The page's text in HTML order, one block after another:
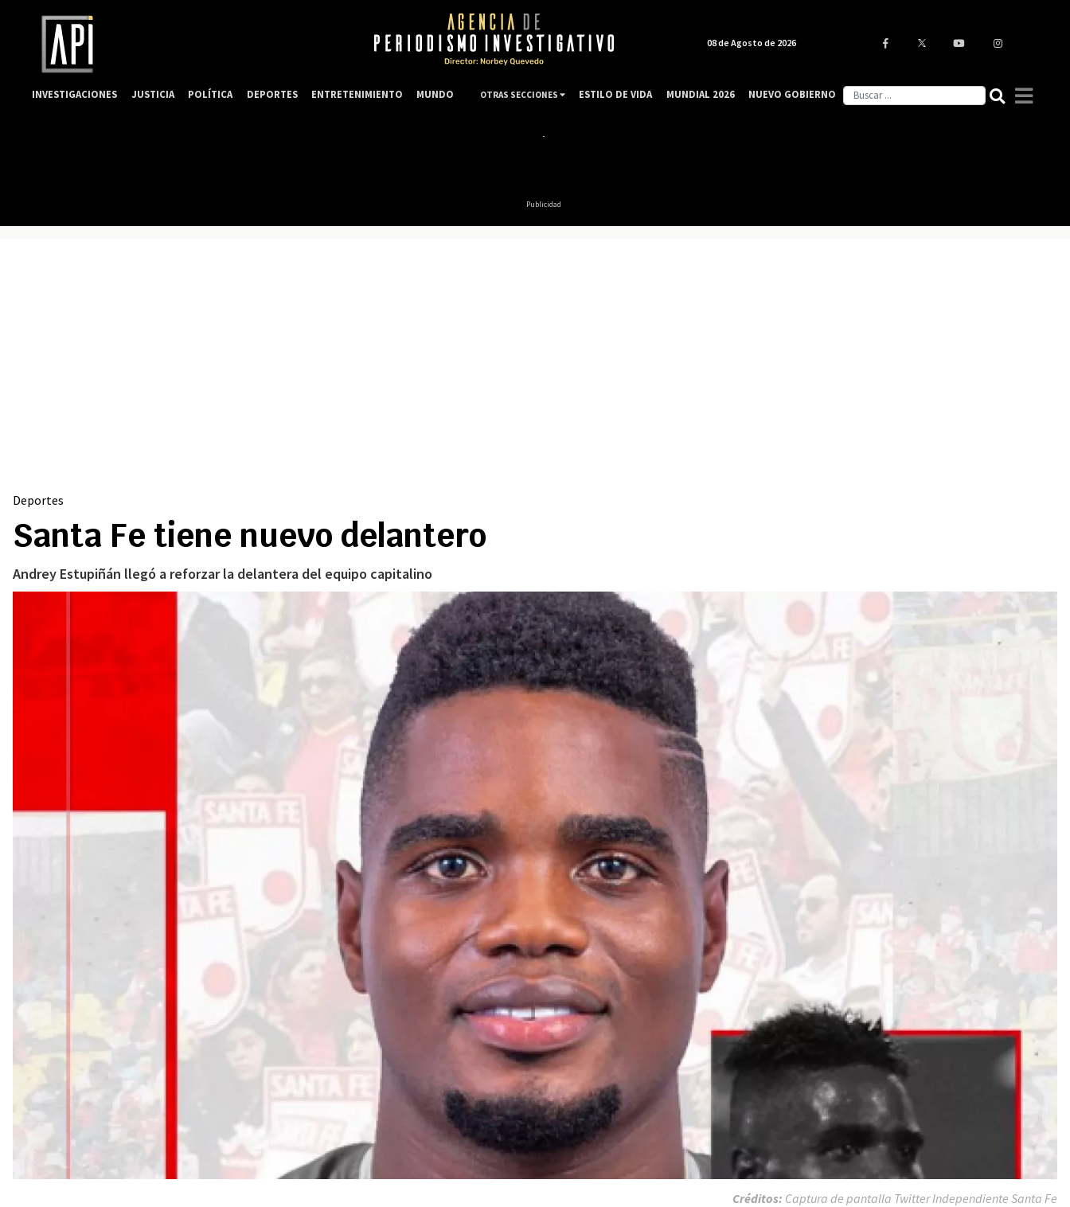
Publicidad
Deportes
Santa Fe tiene nuevo delantero
Andrey Estupiñán llegó a reforzar la delantera del equipo capitalino
Créditos: Captura de pantalla Twitter Independiente Santa Fe
08 de Agosto de 2026
INVESTIGACIONES JUSTICIA POLÍTICA DEPORTES ENTRETENIMIENTO MUNDO OTRAS SECCIONES ESTILO DE VIDA MUNDIAL 2026 NUEVO GOBIERNO